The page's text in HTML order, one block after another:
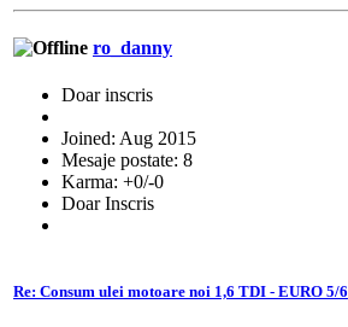
ro_danny
Doar inscris
Joined: Aug 2015
Mesaje postate: 8
Karma: +0/-0
Doar Inscris
Re: Consum ulei motoare noi 1,6 TDI - EURO 5/6